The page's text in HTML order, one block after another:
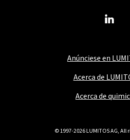
Anúnciese en
Acerca de
Acerca de
© 1997-2026 LUMITOS AG, All